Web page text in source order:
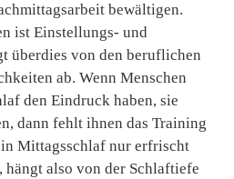
bewältigen.
ist Ein­stellungs- und
überdies von den berufli­chen
ab. Wenn Menschen
den Ein­druck haben, sie
dann fehlt ihnen das Training
Mittagsschlaf nur er­frischt
hängt also von der Schlaftiefe